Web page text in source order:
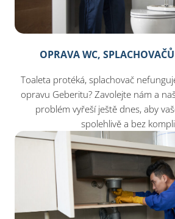
OPRAVA WC,
Toaleta protéká, splachovač
opravu Geberitu? Zavolejte nám a
problém vyřeší ještě dnes, aby
spolehlivě a bez